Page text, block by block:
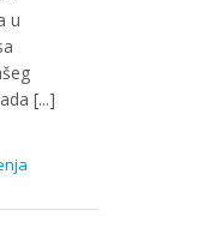
u
[...]